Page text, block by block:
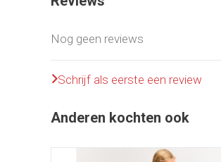
Nog geen reviews
Schrijf als eerste een review
Anderen kochten ook